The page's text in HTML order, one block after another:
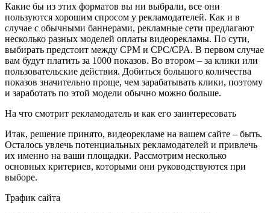
Какие бы из этих форматов вы ни выбрали, все они
пользуются хорошим спросом у рекламодателей. Как и в
случае с обычными баннерами, рекламные сети предлагают
несколько разных моделей оплаты видеорекламы. По сути,
выбирать предстоит между CPM и CPC/CPA. В первом случае
вам будут платить за 1000 показов. Во втором – за клики или
пользовательские действия. Добиться большого количества
показов значительно проще, чем зарабатывать клики, поэтому
и заработать по этой модели обычно можно больше.
На что смотрит рекламодатель и как его заинтересовать
Итак, решение принято, видеорекламе на вашем сайте – быть.
Осталось увлечь потенциальных рекламодателей и привлечь
их именно на ваши площадки. Рассмотрим несколько
основных критериев, которыми они руководствуются при
выборе.
Трафик сайта